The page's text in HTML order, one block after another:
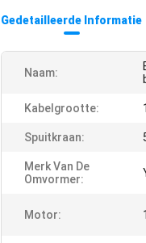
Gedetailleerde Informatie
Naam:
Kabelgrootte:
Spuitkraan:
Merk Van De
Omvormer:
Motor: